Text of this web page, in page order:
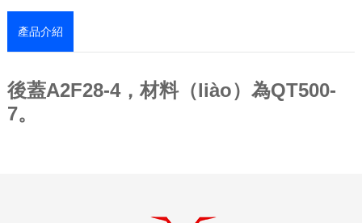
產品介紹
後蓋A2F28-4，材料（liào）為QT500-
7。